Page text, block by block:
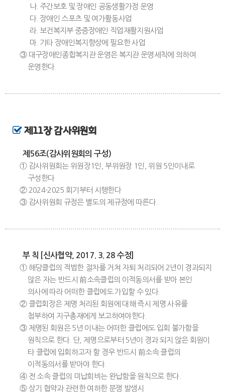
나. 주간보호 및 장애인 공동생활가정 운영
다. 장애인 스포츠 및 여가활동사업
라. 보건복지부 중증장애인 직업재활지원사업
마. 기타 장애인복지향상에 필요한 사업
③ 대구장애인종합복지관 운영은 복지관 운영세칙에 의하여
운영한다.
제11장 감사위원회
제56조(감사위원회의 구성)
① 감사위원회는 위원장1인, 부위원장 1인, 위원 5인이내로
구성한다
② 2024-2025 회기부터 시행한다
③ 감사위원회 규정은 별도의 제규정에 따른다.
부 칙 [신사협약, 2017. 3. 28 수정]
① 해당클럽의 적법한 절차를 거쳐 자퇴 처리되어 2년이 경과되지
않은 자는 반드시 前소속클럽의 이적동의서를 받아 본인
의사에 따라 어떠한 클럽에도 가입할 수 있다.
② 클럽회장은 제명 처리된 회원에 대해 즉시 제명 사유를
첨부하여 지구총재에게 보고하여야한다.
③ 제명된 회원은 5년 이내는 어떠한 클럽에도 입회 불가함을
원칙으로 한다. 단, 제명으로부터 5년이 경과 되지 않은 회원이
타 클럽에 입회하고자 할 경우 반드시 前소속 클럽의
이적동의서를 받아야 한다.
④ 전 소속 클럽의 미납회비는 완납함을 원칙으로 한다.
⑤ 상기 협약과 관련한 여하한 분쟁 발생시